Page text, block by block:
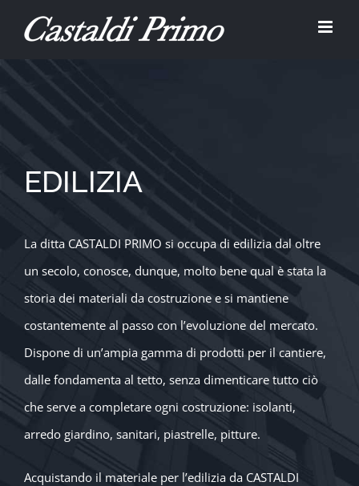
contenuto
EDILIZIA
La ditta CASTALDI PRIMO si occupa di edilizia dal oltre
un secolo, conosce, dunque, molto bene qual è stata la
storia dei materiali da costruzione e si mantiene
costantemente al passo con l’evoluzione del mercato.
Dispone di un’ampia gamma di prodotti per il cantiere,
dalle fondamenta al tetto, senza dimenticare tutto ciò
che serve a completare ogni costruzione: isolanti,
arredo giardino, sanitari, piastrelle, pitture.
Acquistando il materiale per l’edilizia da CASTALDI